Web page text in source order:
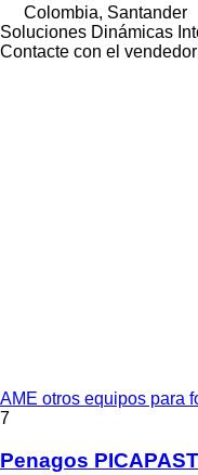
Colombia, Santander
Soluciones Dinámicas
Contacte con el vendedor
AME otros equipos para
7
Penagos